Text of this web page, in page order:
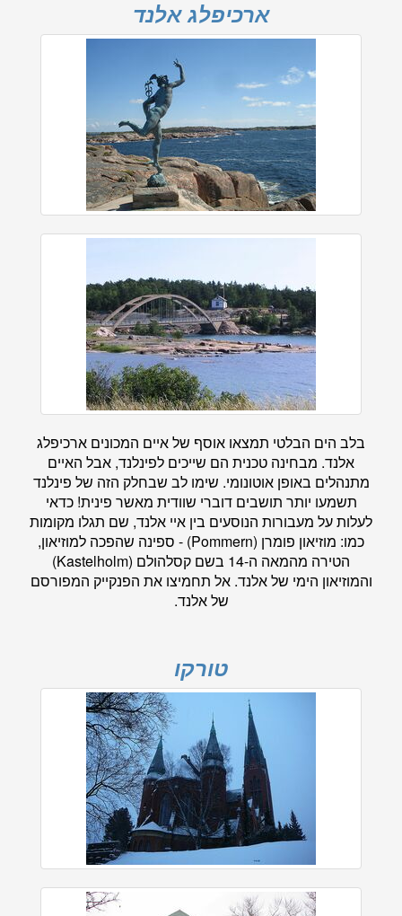
ארכיפלג אלנד
בלב הים הבלטי תמצאו אוסף של איים המכונים ארכיפלג
אלנד. מבחינה טכנית הם שייכים לפינלנד, אבל האיים
מתנהלים באופן אוטונומי. שימו לב שבחלק הזה של פינלנד
תשמעו יותר תושבים דוברי שוודית מאשר פינית! כדאי
לעלות על מעבורות הנוסעים בין איי אלנד, שם תגלו מקומות
כמו: מוזיאון פומרן (Pommern) - ספינה שהפכה למוזיאון,
הטירה מהמאה ה-14 בשם קסלהולם (Kastelholm)
והמוזיאון הימי של אלנד. אל תחמיצו את הפנקייק המפורסם
של אלנד.
טורקו